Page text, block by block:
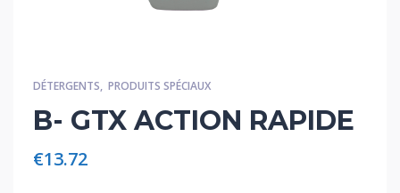
DÉTERGENTS, PRODUITS SPÉCIAUX
B- GTX ACTION RAPIDE
€13.72